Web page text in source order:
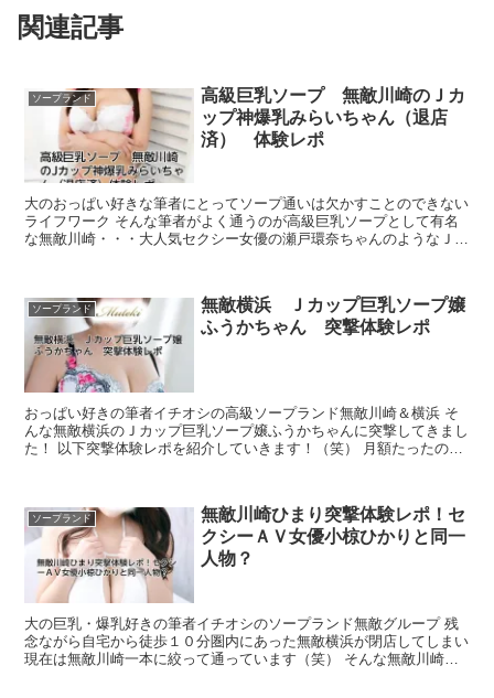
関連記事
ソープランド
高級巨乳ソープ 無敵川崎のＪカ
ップ神爆乳みらいちゃん（退店
済） 体験レポ
大のおっぱい好きな筆者にとってソープ通いは欠かすことのできない
ライフワーク そんな筆者がよく通うのが高級巨乳ソープとして有名
な無敵川崎・・・大人気セクシー女優の瀬戸環奈ちゃんのようなＪカ
ソープランド
無敵横浜 Ｊカップ巨乳ソープ嬢
ふうかちゃん 突撃体験レポ
おっぱい好きの筆者イチオシの高級ソープランド無敵川崎＆横浜 そ
んな無敵横浜のＪカップ巨乳ソープ嬢ふうかちゃんに突撃してきまし
た！ 以下突撃体験レポを紹介していきます！（笑） 月額たったの５
ソープランド
無敵川崎ひまり突撃体験レポ！セ
クシーＡＶ女優小椋ひかりと同一
人物？
大の巨乳・爆乳好きの筆者イチオシのソープランド無敵グループ 残
念ながら自宅から徒歩１０分圏内にあった無敵横浜が閉店してしまい
現在は無敵川崎一本に絞って通っています（笑） そんな無敵川崎の